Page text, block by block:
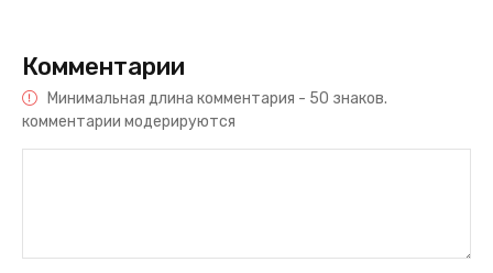
Комментарии
Минимальная длина комментария - 50 знаков.
комментарии модерируются